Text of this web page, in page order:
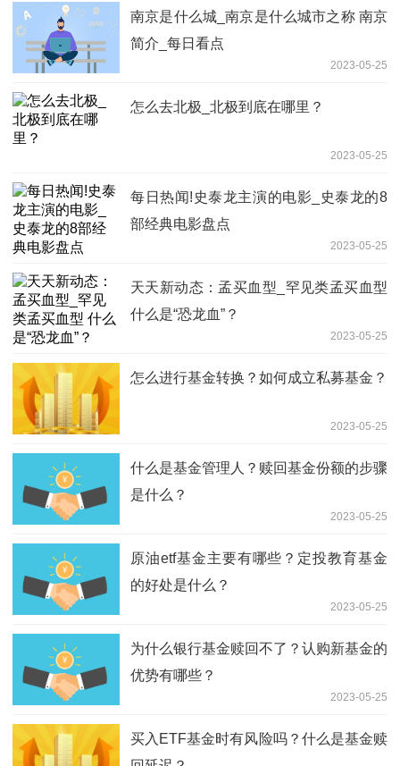
南京是什么城_南京是什么城市之称 南京
简介_每日看点
2023-05-25
怎么去北极_北极到底在哪里？
2023-05-25
每日热闻!史泰龙主演的电影_史泰龙的8
部经典电影盘点
2023-05-25
天天新动态：孟买血型_罕见类孟买血型
什么是“恐龙血”？
2023-05-25
怎么进行基金转换？如何成立私募基金？
2023-05-25
什么是基金管理人？赎回基金份额的步骤
是什么？
2023-05-25
原油etf基金主要有哪些？定投教育基金
的好处是什么？
2023-05-25
为什么银行基金赎回不了？认购新基金的
优势有哪些？
2023-05-25
买入ETF基金时有风险吗？什么是基金赎